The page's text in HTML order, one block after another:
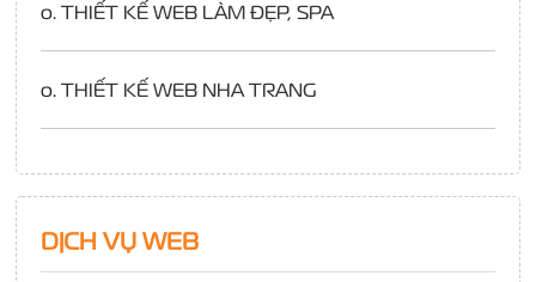
o. THIẾT KẾ WEB LÀM ĐẸP, SPA
o. THIẾT KẾ WEB NHA TRANG
DỊCH VỤ WEB